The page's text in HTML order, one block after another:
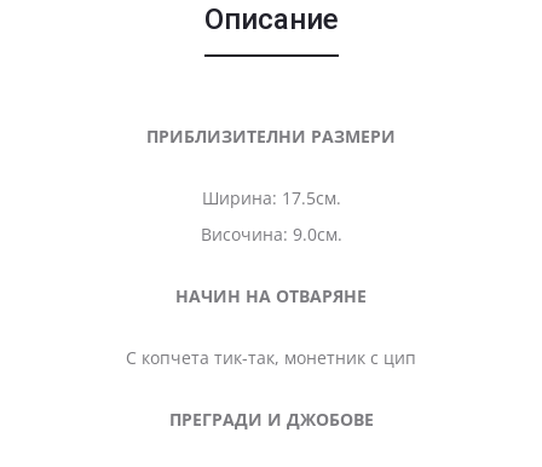
Описание
ПРИБЛИЗИТЕЛНИ РАЗМЕРИ
Ширина: 17.5см.
Височина: 9.0см.
НАЧИН НА ОТВАРЯНЕ
С копчета тик-так, монетник с цип
ПРЕГРАДИ И ДЖОБОВЕ